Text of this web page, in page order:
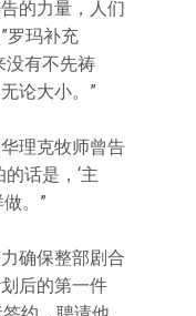
的力量，人们
罗玛补充
没有不先祷
论大小。”
理克牧师曾告
话是，‘主
。”
确保整部剧合
后的第一件